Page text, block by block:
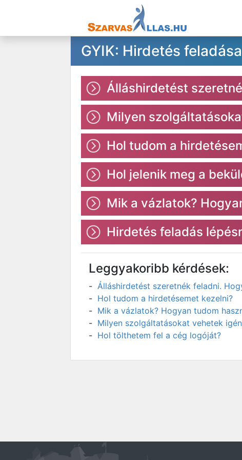
GYIK: Hirdetés
Álláshirdetést
Milyen
Hol tudom a
Hol jelenik meg a
Mik a vázlatok?
Hirdetés feladás
Leggyakoribb kérdések:
Álláshirdetést szeretnék feladni.
Hol tudom a hirdetésemet kezelni?
Mik a vázlatok? Hogyan tudom
Milyen szolgáltatásokat vehetek
Hol tölthetem fel a cég logóját?